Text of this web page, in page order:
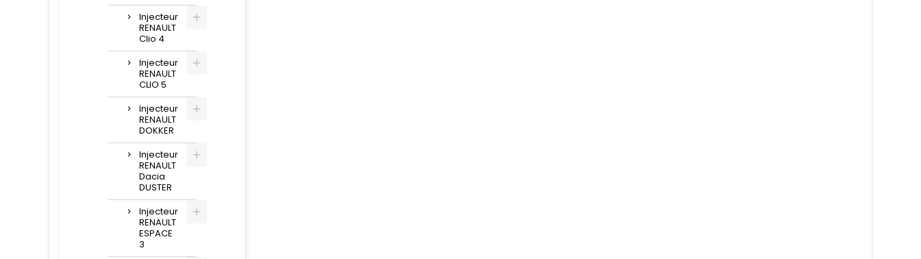
Injecteur
RENAULT
Clio 4
Injecteur
RENAULT
CLIO 5
Injecteur
RENAULT
DOKKER
Injecteur
RENAULT
Dacia
DUSTER
Injecteur
RENAULT
ESPACE
3